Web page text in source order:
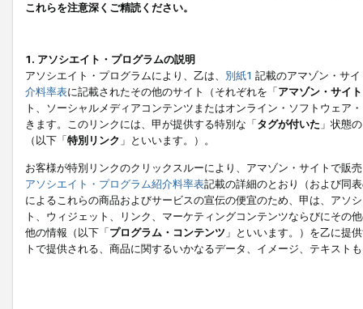
これらを注意深くご精読ください。
1. アソシエイト・プログラムの説明
アソシエイト・プログラムにより、乙は、 別紙1 記載のアマゾン・サ
介料率表に記載されたその他のサイト（それぞれを「アマゾン・サイト
ト、ソーシャルメディアコンテンツまたはオンライン・ソフトウェア
きます。このリンクには、甲が提供する特別な「タグが付いた 」状態
（以下「特別リンク 」といいます。）。
お客様が特別リンクのクリックスルーにより、アマゾン・サイトで販
アソシエイト・プログラム紹介料率表記載の詳細のとおり（および同
によるこれらの商品およびサービスの宣伝の便宜のため、甲は、アソ
ト、ウィジェット、リンク、マーケティングコンテンツならびにその
他の情報（以下「プログラム・コンテンツ 」といいます。）を乙に提
トで提供される、商品に関するいかなるデータ、イメージ、テキス